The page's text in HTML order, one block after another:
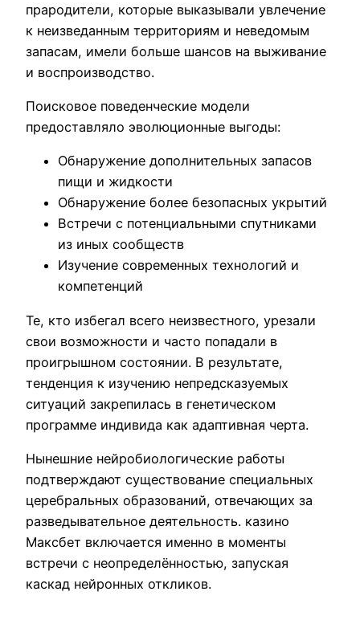
прародители, которые выказывали увлечение
к неизведанным территориям и неведомым
запасам, имели больше шансов на выживание
и воспроизводство.
Поисковое поведенческие модели
предоставляло эволюционные выгоды:
Обнаружение дополнительных запасов
пищи и жидкости
Обнаружение более безопасных укрытий
Встречи с потенциальными спутниками
из иных сообществ
Изучение современных технологий и
компетенций
Те, кто избегал всего неизвестного, урезали
свои возможности и часто попадали в
проигрышном состоянии. В результате,
тенденция к изучению непредсказуемых
ситуаций закрепилась в генетическом
программе индивида как адаптивная черта.
Нынешние нейробиологические работы
подтверждают существование специальных
церебральных образований, отвечающих за
разведывательное деятельность. казино
Максбет включается именно в моменты
встречи с неопределённостью, запуская
каскад нейронных откликов.